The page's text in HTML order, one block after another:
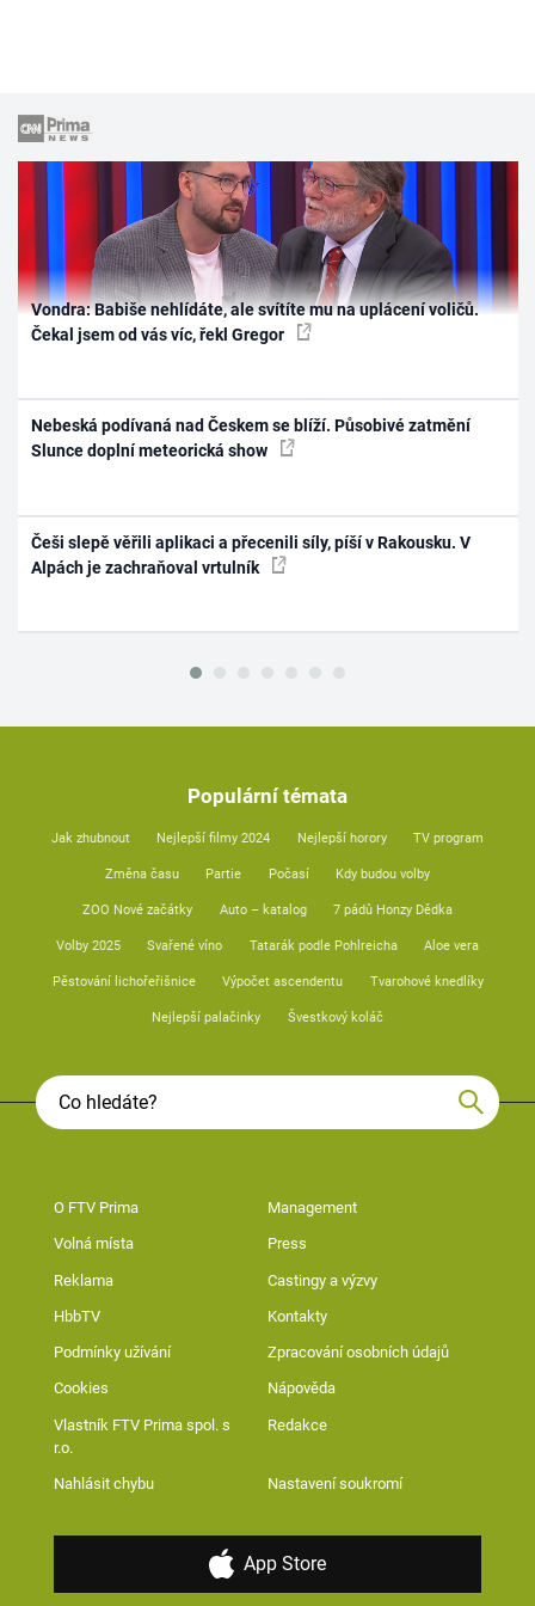
Speciál: Cuketa
Těhotnej kuchař
Sledujte prima+
Přihlášení
Sledujte nás
Vondra: Babiše nehlídáte, ale svítíte mu na uplácení voličů.
Čekal jsem od vás víc, řekl Gregor
Nebeská podívaná nad Českem se blíží. Působivé zatmění
Slunce doplní meteorická show
Češi slepě věřili aplikaci a přecenili síly, píší v Rakousku. V
Alpách je zachraňoval vrtulník
Populární témata
Jak zhubnout Nejlepší filmy 2024 Nejlepší horory TV program
Změna času Partie Počasí Kdy budou volby
ZOO Nové začátky Auto – katalog 7 pádů Honzy Dědka
Volby 2025 Svařené víno Tatarák podle Pohlreicha Aloe vera
Pěstování lichořeřišnice Výpočet ascendentu Tvarohové knedlíky
Nejlepší palačinky Švestkový koláč
O FTV Prima Management
Volná místa Press
Reklama Castingy a výzvy
HbbTV Kontakty
Podmínky užívání Zpracování osobních údajů
Cookies Nápověda
Vlastník FTV Prima spol. s
r.o.
Redakce
Nahlásit chybu Nastavení soukromí
App Store